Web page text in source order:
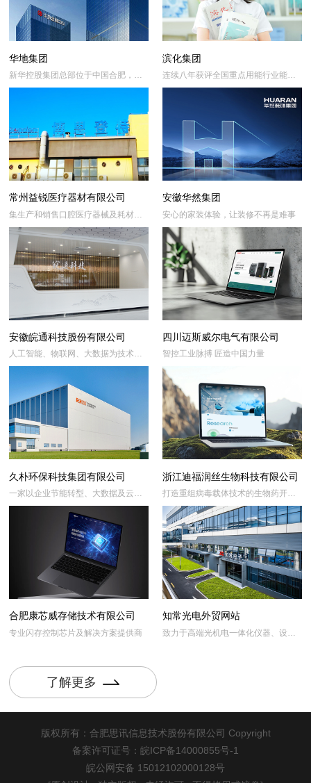
华地集团
新华控股集团总部位于中国合肥，是
一家集教育、地产、产业基金、生态
区域覆盖广泛、业态协同发展的现代
化企业集团。
滨化集团
连续八年获评全国重点用能行业能
效“领跑者”标杆企业
常州益锐医疗器材有限公司
集生产和销售口腔医疗器械及耗材为
一体的医疗器械公司
安徽华然集团
安心的家装体验，让装修不再是难事
安徽皖通科技股份有限公司
人工智能、物联网、大数据为技术驱
动
四川迈斯威尔电气有限公司
智控工业脉搏 匠造中国力量
久朴环保科技集团有限公司
一家以企业节能转型、大数据及云服
务的科技型企业
浙江迪福润丝生物科技有限公司
打造重组病毒载体技术的生物药开发
平台
合肥康芯威存储技术有限公司
专业闪存控制芯片及解决方案提供商
知常光电外贸网站
致力于高端光机电一体化仪器、设备
了解更多
版权所有：合肥思讯信息技术股份有限公司 Copyright
备案许可证号：皖ICP备14000855号-1
皖公网安备 15012102000128号